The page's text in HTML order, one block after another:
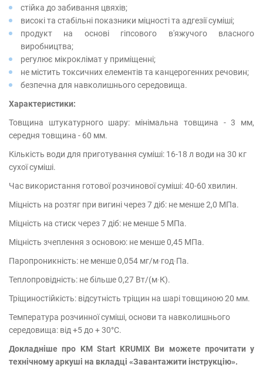
стійка до забивання цвяхів;
високі та стабільні показники міцності та адгезії суміші;
продукт на основі гіпсового в'яжучого власного
виробництва;
регулює мікроклімат у приміщенні;
не містить токсичних елементів та канцерогенних речовин;
безпечна для навколишнього середовища.
Характеристики:
Товщина штукатурного шару: мінімальна товщина - 3 мм,
середня товщина - 60 мм.
Кількість води для приготування суміші: 16-18 л води на 30 кг
сухої суміші.
Час використання готової розчинової суміші: 40-60 хвилин.
Міцність на розтяг при вигині через 7 діб: не менше 2,0 МПа.
Міцність на стиск через 7 діб: не менше 5 МПа.
Міцність зчеплення з основою: не менше 0,45 МПа.
Паропроникність: не менше 0,054 мг/м∙год∙Па.
Теплопровідність: не більше 0,27 Вт/(м∙К).
Тріщиностійкість: відсутність тріщин на шарі товщиною 20 мм.
Температура розчинної суміші, основи та навколишнього
середовища: від +5 до + 30°С.
Докладніше про KM Start KRUMIX Ви можете прочитати у
технічному аркуші на вкладці «Завантажити інструкцію».